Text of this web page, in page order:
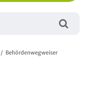
/ Behördenwegweiser